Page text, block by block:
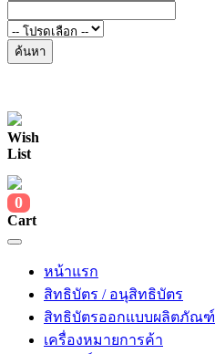
ค้นหา
Wish
List
0
Cart
หน้าแรก
สิทธิบัตร / อนุสิทธิบัตร
สิทธิบัตรออกแบบผลิตภัณฑ์
เครื่องหมายการค้า